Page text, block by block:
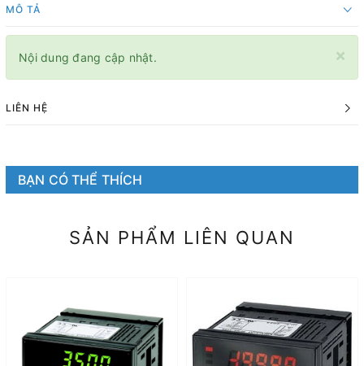
MÔ TẢ
×
Nội dung đang cập nhật.
LIÊN HỆ
BẠN CÓ THỂ THÍCH
SẢN PHẨM LIÊN QUAN